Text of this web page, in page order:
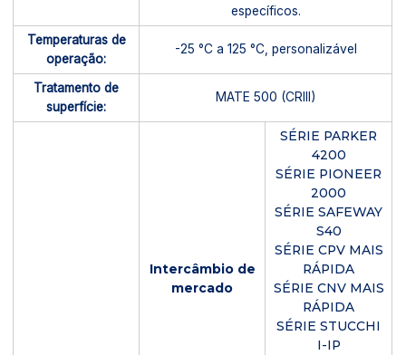
específicos.
Temperaturas de
operação:
-25 °C a 125 °C, personalizável
Tratamento de
superfície:
MATE 500 (CRIII)
Intercâmbio de
mercado
SÉRIE PARKER
4200
SÉRIE PIONEER
2000
SÉRIE SAFEWAY
S40
SÉRIE CPV MAIS
RÁPIDA
SÉRIE CNV MAIS
RÁPIDA
SÉRIE STUCCHI
I-IP